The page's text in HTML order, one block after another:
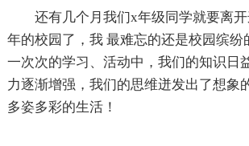
还有几个月我们x年级同学就要离
年的校园了，我 最难忘的还是校园缤纷
一次次的学习、活动中，我们的知识日
力逐渐增强，我们的思维迸发出了想象
多姿多彩的生活！